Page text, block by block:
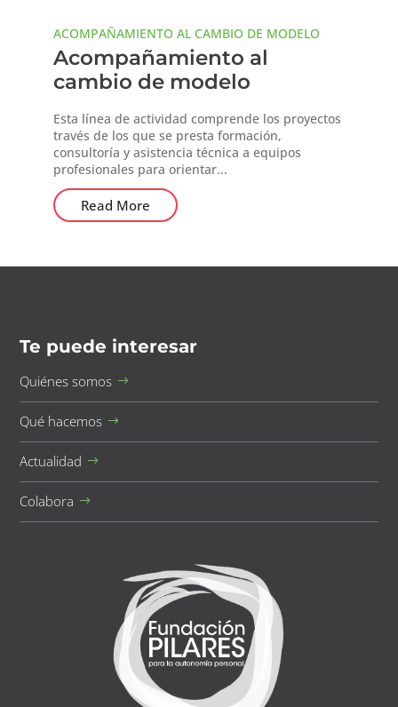
ACOMPAÑAMIENTO AL CAMBIO DE MODELO
Acompañamiento al
cambio de modelo
Esta línea de actividad comprende los proyectos
través de los que se presta formación,
consultoría y asistencia técnica a equipos
profesionales para orientar...
Read More
Te puede interesar
Quiénes somos
Qué hacemos
Actualidad
Colabora